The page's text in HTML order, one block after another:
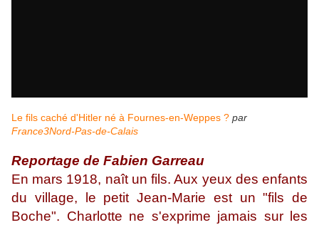
Le fils caché d'Hitler né à Fournes-en-Weppes ? par
France3Nord-Pas-de-Calais
Reportage de Fabien Garreau
En mars 1918, naît un fils. Aux yeux des enfants
du village, le petit Jean-Marie est un "fils de
Boche". Charlotte ne s'exprime jamais sur les